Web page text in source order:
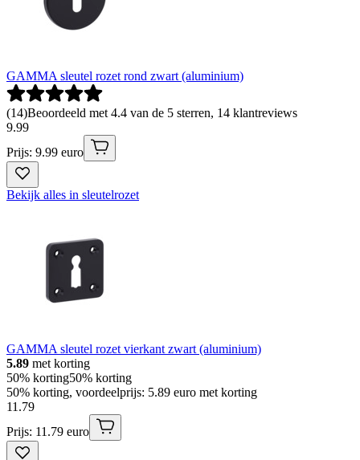
GAMMA sleutel rozet rond zwart (aluminium)
(14)Beoordeeld met 4.4 van de 5 sterren, 14 klantreviews
9.99
Prijs: 9.99 euro
Bekijk alles in sleutelrozet
GAMMA sleutel rozet vierkant zwart (aluminium)
5.89 met korting
50% korting50% korting
50% korting, voordeelprijs: 5.89 euro met korting
11 .79
Prijs: 11.79 euro